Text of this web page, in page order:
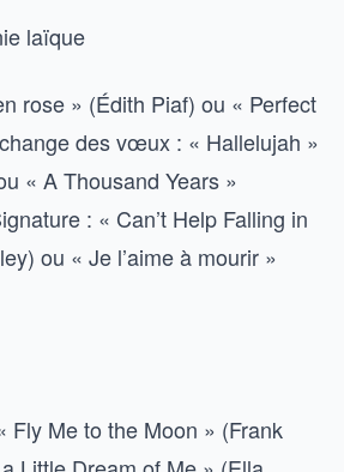
laïque
rose » (Édith Piaf) ou « Perfect
des vœux : « Hallelujah »
« A Thousand Years »
: « Can’t Help Falling in
ou « Je l’aime à mourir »
Fly Me to the Moon » (Frank